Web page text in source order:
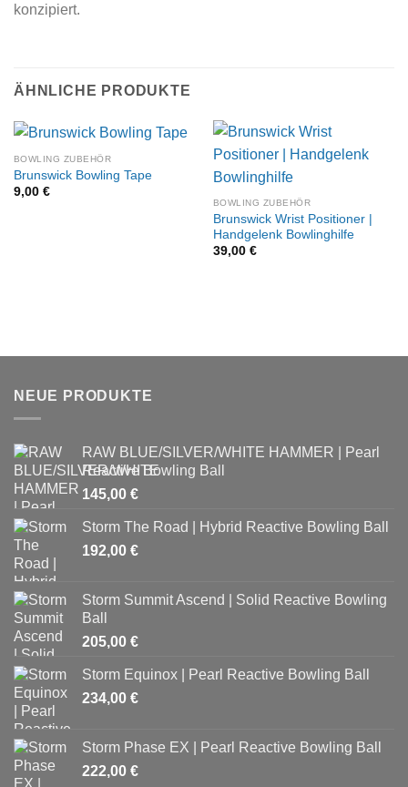
konzipiert.
ÄHNLICHE PRODUKTE
BOWLING ZUBEHÖR
Brunswick Bowling Tape
9,00 €
BOWLING ZUBEHÖR
Brunswick Wrist Positioner |
Handgelenk Bowlinghilfe
39,00 €
NEUE PRODUKTE
RAW BLUE/SILVER/WHITE HAMMER | Pearl
Reactive Bowling Ball
145,00 €
Storm The Road | Hybrid Reactive Bowling Ball
192,00 €
Storm Summit Ascend | Solid Reactive Bowling
Ball
205,00 €
Storm Equinox | Pearl Reactive Bowling Ball
234,00 €
Storm Phase EX | Pearl Reactive Bowling Ball
222,00 €